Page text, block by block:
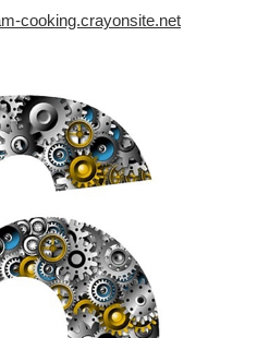
cooking.crayonsite.net